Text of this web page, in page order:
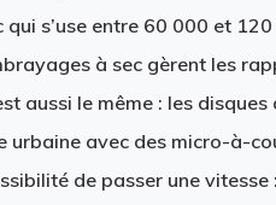
s’use entre 60 000 et
à sec gèrent les
aussi le même : les
urbaine avec des micro-à-
de passer une